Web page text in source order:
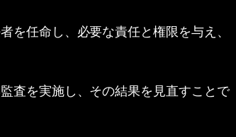
任命し、必要な責任と権限を与え、
査を実施し、その結果を見直すことで